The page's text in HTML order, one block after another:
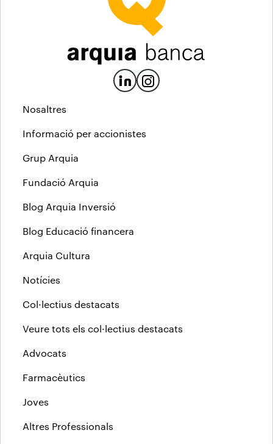
Nosaltres
Informació per accionistes
Grup Arquia
Fundació Arquia
Blog Arquia Inversió
Blog Educació financera
Arquia Cultura
Notícies
Col·lectius destacats
Veure tots els col·lectius destacats
Advocats
Farmacèutics
Joves
Altres Professionals